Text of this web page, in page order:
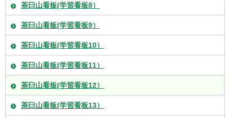
茶臼山看板(学習看板8）
茶臼山看板(学習看板9）
茶臼山看板(学習看板10）
茶臼山看板(学習看板11）
茶臼山看板(学習看板12）
茶臼山看板(学習看板13）